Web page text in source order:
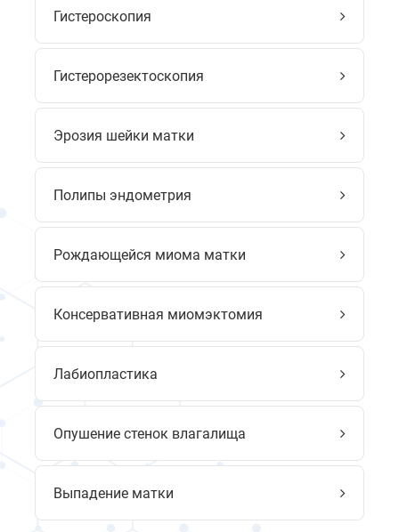
Гистероскопия
Гистерорезектоскопия
Эрозия шейки матки
Полипы эндометрия
Рождающейся миома матки
Консервативная миомэктомия
Лабиопластика
Опушение стенок влагалища
Выпадение матки